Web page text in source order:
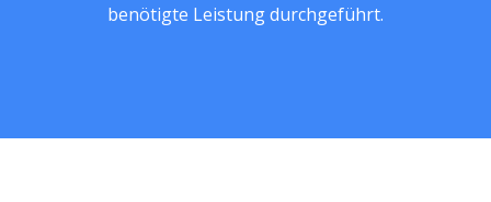
benötigte Leistung durchgeführt.